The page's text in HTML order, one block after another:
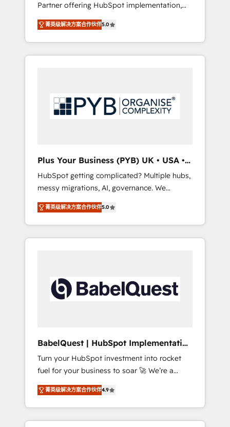
full-funnel automation. - Dashboards,
lifecycle campaigns, and lead nurturing
sequences. - Cross-hub setup across
Marketing, Sales, Operations, and Service
Hubs. - Ongoing optimization, managed
Partner offering HubSpot implementation,
marketing automation, CRM and RevOps
consulting, B2B SEO, paid media, content
marketing, AEO and GEO (AI search
optimisation), and HubSpot Content Hub
services and industrial sectors. Offices in
Johannesburg, Cape Town, Dubai & London.
Google AI Overviews. HubSpot Impact Award
- Customer First HubSpot Impact Award -
Integrations Innovation HubSpot Impact
Award - Platform Migration Excellence
HubSpot Impact Award - Platform Excellence
40+ full-time HubSpot professionals. 100s of
certifications and accreditations with
菁英级解决方案合作伙伴5.0
Plus Your Business (PYB) UK • USA •
Europe
HubSpot getting complicated? Multiple hubs,
messy migrations, AI, governance. We
organise that complexity, so your team can
put HubSpot to work... Welcome to our
Profile! We help with: • CRM implementation,
reports, workflows, and team training • CRM
governance for HubSpot-centred operations
A little about us: • Boutique 'Elite' team of 12 •
42001:2023 certified - the AI management
standard • GuardHub: our AI governance
framework, built on ISO 42001 Ready for the
next step? Click the 👈 '𝗖𝗼𝗻𝘁𝗮𝗰𝘁 𝗯𝘂𝘀𝗶𝗻𝗲𝘀𝘀'
button to get in touch (𝘸𝘦'𝘳𝘦 𝘴𝘶𝘱𝘦𝘳
𝘳𝘦𝘴𝘱𝘰𝘯𝘴𝘪𝘷𝘦)
菁英级解决方案合作伙伴5.0
BabelQuest | HubSpot Implementation
& Consultancy
Turn your HubSpot investment into rocket
fuel for your business to soar 🚀 We’re a
team of accredited HubSpot experts ready
to help you. We can implement the platform
into complex business environments,
optimise what you've got and make sure you
菁英级解决方案合作伙伴4.9